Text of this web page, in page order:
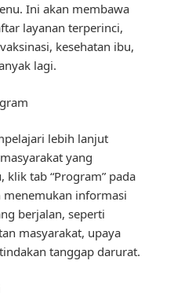
Ini akan membawa
layanan terperinci,
kesehatan ibu,
lagi.
lebih lanjut
yang
klik tab “Program” pada
menemukan informasi
berjalan, seperti
masyarakat, upaya
tanggap darurat.